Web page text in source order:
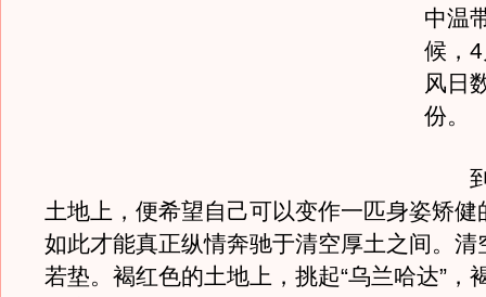
中温
候，
风日
份。
到
土地上，便希望自己可以变作一匹身姿矫健
如此才能真正纵情奔驰于清空厚土之间。清
若垫。褐红色的土地上，挑起“乌兰哈达”，